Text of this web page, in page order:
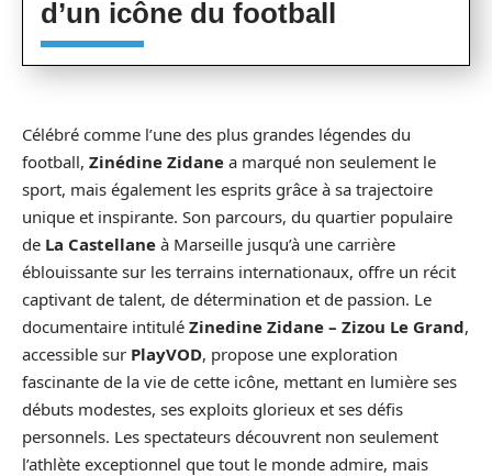
d’un icône du football
Célébré comme l’une des plus grandes légendes du
football, Zinédine Zidane a marqué non seulement le
sport, mais également les esprits grâce à sa trajectoire
unique et inspirante. Son parcours, du quartier populaire
de La Castellane à Marseille jusqu’à une carrière
éblouissante sur les terrains internationaux, offre un récit
captivant de talent, de détermination et de passion. Le
documentaire intitulé Zinedine Zidane – Zizou Le Grand,
accessible sur PlayVOD, propose une exploration
fascinante de la vie de cette icône, mettant en lumière ses
débuts modestes, ses exploits glorieux et ses défis
personnels. Les spectateurs découvrent non seulement
l’athlète exceptionnel que tout le monde admire, mais